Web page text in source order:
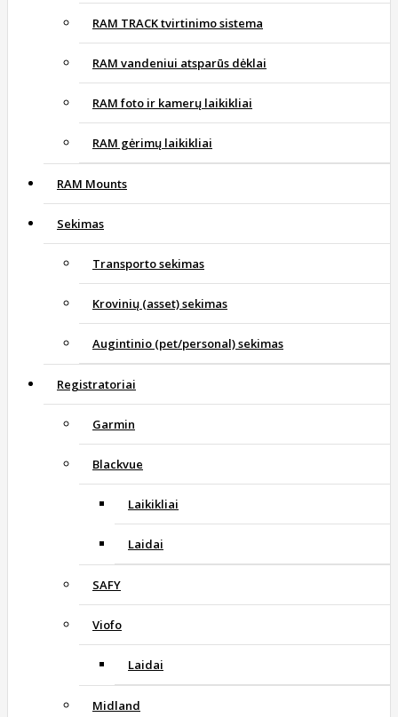
RAM TRACK tvirtinimo sistema
RAM vandeniui atsparūs dėklai
RAM foto ir kamerų laikikliai
RAM gėrimų laikikliai
RAM Mounts
Sekimas
Transporto sekimas
Krovinių (asset) sekimas
Augintinio (pet/personal) sekimas
Registratoriai
Garmin
Blackvue
Laikikliai
Laidai
SAFY
Viofo
Laidai
Midland